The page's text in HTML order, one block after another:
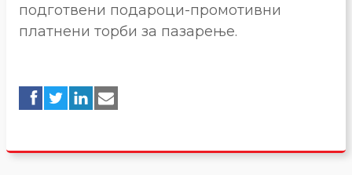
подготвени подароци-промотивни
платнени торби за пазарење.